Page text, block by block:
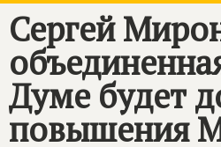
Сергей
Думе будет
повышения